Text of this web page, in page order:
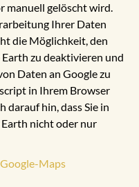
manuell gelöscht wird.
Ihrer Daten
die Möglichkeit, den
zu deaktivieren und
Daten an Google zu
in Ihrem Browser
darauf hin, dass Sie in
nicht oder nur
Maps